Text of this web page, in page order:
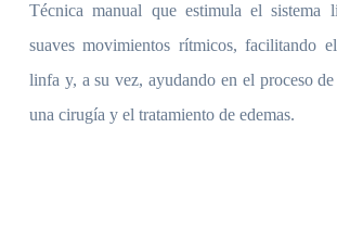
Técnica manual que estimula el sistema
suaves movimientos rítmicos, facilitando
linfa y, a su vez, ayudando en el proceso
una cirugía y el tratamiento de edemas.